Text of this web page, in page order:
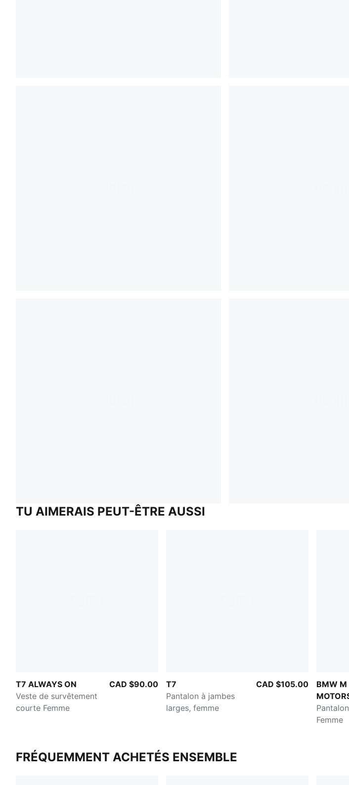
TU AIMERAIS PEUT-ÊTRE AUSSI
T7 ALWAYS ON
Veste de survêtement
courte Femme
CAD $90.00
T7
Pantalon à jambes
larges, femme
CAD $105.00
BMW M
Femme
FRÉQUEMMENT ACHETÉS ENSEMBLE